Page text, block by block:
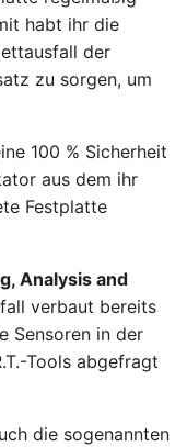
habt ihr die
der
zu sorgen, um
100 % Sicherheit
aus dem ihr
Festplatte
Analysis and
verbaut bereits
Sensoren in der
Tools abgefragt
die sogenannten